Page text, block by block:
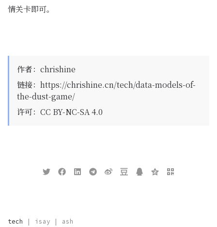
情关卡即可。
作者： chrishine
链接： https://chrishine.cn/tech/data-models-of-
the-dust-game/
许可： CC BY-NC-SA 4.0
tech | isay | ash